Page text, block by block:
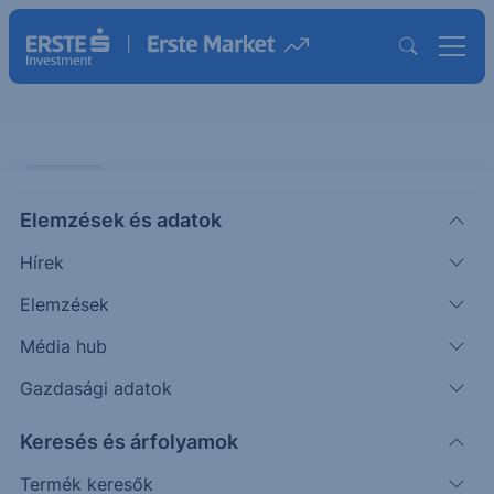
Elemzések és adatok
Hírek
Elemzések
Média hub
Gazdasági adatok
Keresés és árfolyamok
Termék keresők
vezető részvény
Pletser
Tamás
elemző
A nyersanyagpiac ismét izgalmas időket él. A